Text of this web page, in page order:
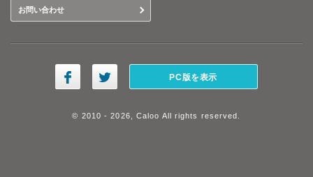
お問い合わせ
PC版を表示
© 2010 - 2026, Caloo All rights reserved.